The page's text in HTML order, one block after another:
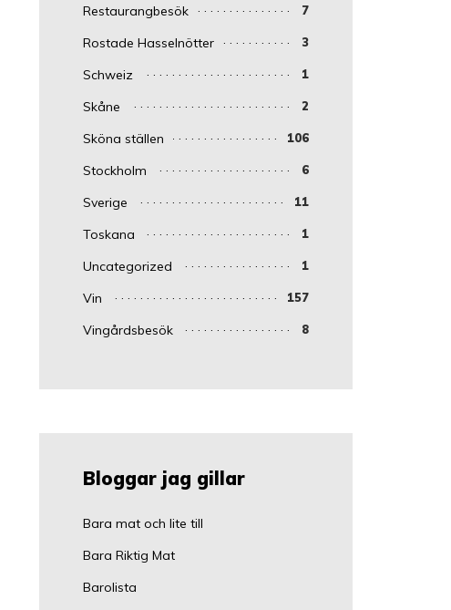
Restaurangbesök 7
Rostade Hasselnötter 3
Schweiz 1
Skåne 2
Sköna ställen 106
Stockholm 6
Sverige 11
Toskana 1
Uncategorized 1
Vin 157
Vingårdsbesök 8
Bloggar jag gillar
Bara mat och lite till
Bara Riktig Mat
Barolista